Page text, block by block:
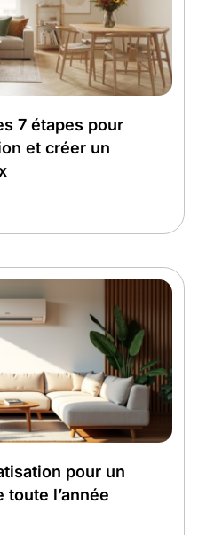
7 étapes pour
et créer un
pour un
l’année